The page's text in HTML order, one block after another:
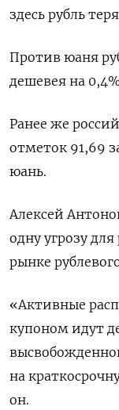
здесь рубль
Против юаня
дешевея на
Ранее же
отметок 91,69
юань.
Алексей
одну угрозу
рынке
«Активные
купоном идут
на
он.